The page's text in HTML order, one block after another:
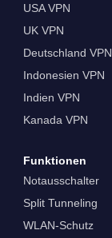
USA VPN
UK VPN
Deutschland VPN
Indonesien VPN
Indien VPN
Kanada VPN
Funktionen
Notausschalter
Split Tunneling
WLAN-Schutz